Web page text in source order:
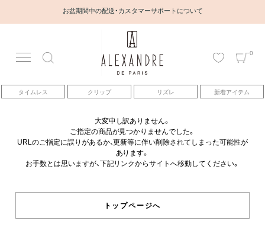
お盆期間中の配送・カスタマーサポートについて
0
タイムレス クリップ リズレ 新着アイテム
アカウント
アイテム
ベストセラー
コレクション
大変申し訳ありません。
ご指定の商品が見つかりませんでした。
URLのご指定に誤りがあるか、更新等に伴い削除されてしまった可能性が
あります。
お手数とは思いますが、下記リンクからサイトへ移動してください。
トップページへ